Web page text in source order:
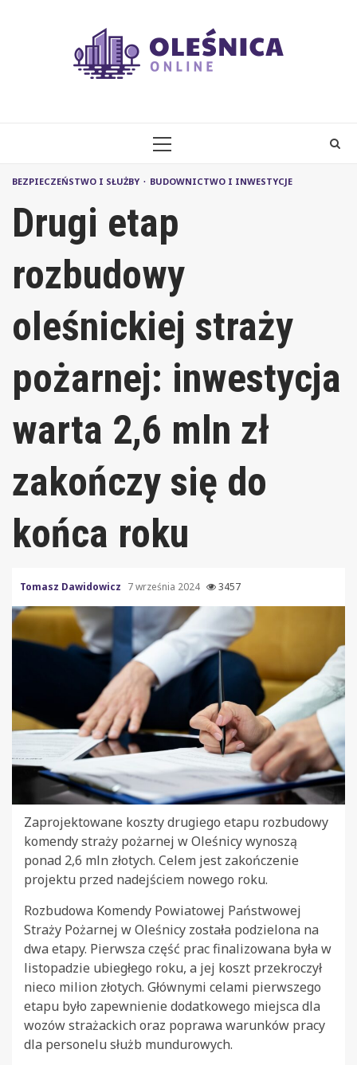
PRIMARY
BEZPIECZEŃSTWO I SŁUŻBY BUDOWNICTWO I INWESTYCJE
Drugi etap
rozbudowy
oleśnickiej straży
pożarnej: inwestycja
warta 2,6 mln zł
zakończy się do
końca roku
Tomasz Dawidowicz 7 września 2024 3457
Zaprojektowane koszty drugiego etapu rozbudowy
komendy straży pożarnej w Oleśnicy wynoszą
ponad 2,6 mln złotych. Celem jest zakończenie
projektu przed nadejściem nowego roku.
Rozbudowa Komendy Powiatowej Państwowej
Straży Pożarnej w Oleśnicy została podzielona na
dwa etapy. Pierwsza część prac finalizowana była w
listopadzie ubiegłego roku, a jej koszt przekroczył
nieco milion złotych. Głównymi celami pierwszego
etapu było zapewnienie dodatkowego miejsca dla
wozów strażackich oraz poprawa warunków pracy
dla personelu służb mundurowych.